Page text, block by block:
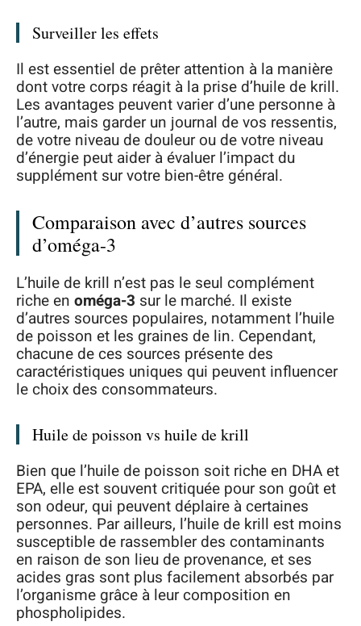
Surveiller les effets
Il est essentiel de prêter attention à la manière
dont votre corps réagit à la prise d’huile de krill.
Les avantages peuvent varier d’une personne à
l’autre, mais garder un journal de vos ressentis,
de votre niveau de douleur ou de votre niveau
d’énergie peut aider à évaluer l’impact du
supplément sur votre bien-être général.
Comparaison avec d’autres sources
d’oméga-3
L’huile de krill n’est pas le seul complément
riche en oméga-3 sur le marché. Il existe
d’autres sources populaires, notamment l’huile
de poisson et les graines de lin. Cependant,
chacune de ces sources présente des
caractéristiques uniques qui peuvent influencer
le choix des consommateurs.
Huile de poisson vs huile de krill
Bien que l’huile de poisson soit riche en DHA et
EPA, elle est souvent critiquée pour son goût et
son odeur, qui peuvent déplaire à certaines
personnes. Par ailleurs, l’huile de krill est moins
susceptible de rassembler des contaminants
en raison de son lieu de provenance, et ses
acides gras sont plus facilement absorbés par
l’organisme grâce à leur composition en
phospholipides.